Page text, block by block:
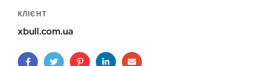
КЛІЄНТ
xbull.com.ua